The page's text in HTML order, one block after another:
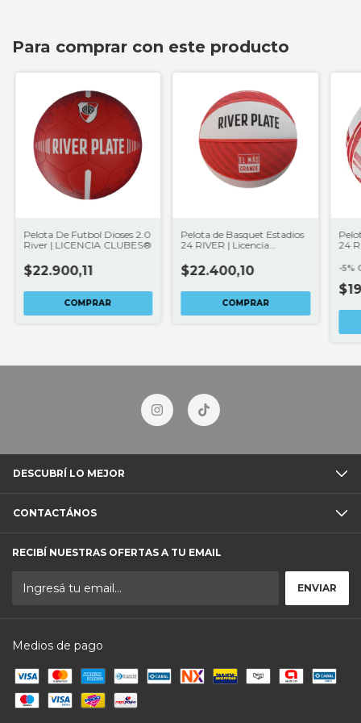
Para comprar con este producto
Pelota De Futbol Dioses 2.0
River | LICENCIA CLUBES®
$22.900,11
Pelota de Basquet Estadios
24 RIVER | Licencia
$22.400,10
COMPRAR
24
-5%
DESCUBRÍ LO MEJOR
CONTACTÁNOS
RECIBÍ NUESTRAS OFERTAS A TU EMAIL
Medios de pago